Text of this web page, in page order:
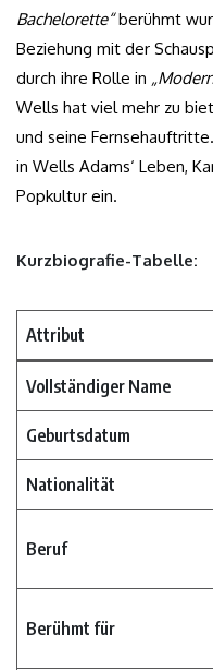
Bachelorette“berühmt
Beziehung mit der
durch ihre Rolle in
Wells hat viel mehr zu
und seine
in Wells Adams‘ Leben,
Popkultur ein.
Kurzbiografie-Tabelle:
Attribut
Vollständiger Name
Geburtsdatum
Nationalität
Beruf
Berühmt für